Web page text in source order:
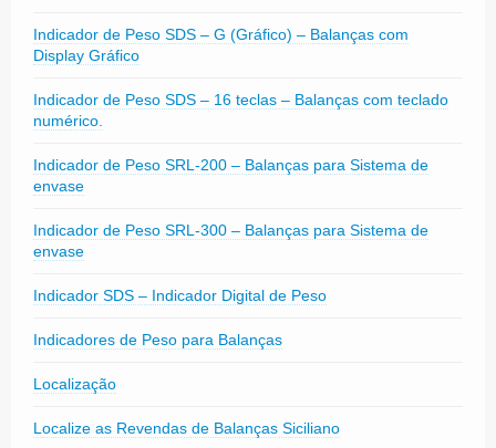
Indicador de Peso SDS – G (Gráfico) – Balanças com
Display Gráfico
Indicador de Peso SDS – 16 teclas – Balanças com teclado
numérico.
Indicador de Peso SRL-200 – Balanças para Sistema de
envase
Indicador de Peso SRL-300 – Balanças para Sistema de
envase
Indicador SDS – Indicador Digital de Peso
Indicadores de Peso para Balanças
Localização
Localize as Revendas de Balanças Siciliano